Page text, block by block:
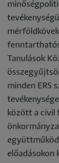
Tanulások
minden ERS
között a civil
előadásokon